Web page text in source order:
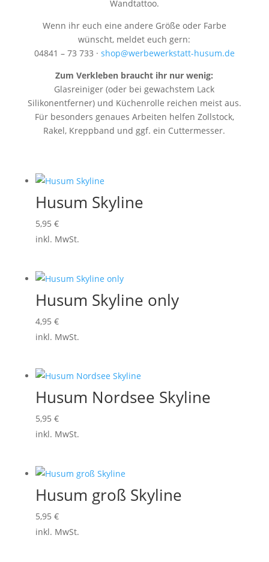
Wandtattoo.
Wenn ihr euch eine andere Größe oder Farbe
wünscht, meldet euch gern:
04841 – 73 733 · shop@werbewerkstatt-husum.de
Zum Verkleben braucht ihr nur wenig:
Glasreiniger (oder bei gewachstem Lack
Silikonentferner) und Küchenrolle reichen meist aus.
Für besonders genaues Arbeiten helfen Zollstock,
Rakel, Kreppband und ggf. ein Cuttermesser.
Husum Skyline
5,95 €
inkl. MwSt.
Husum Skyline only
4,95 €
inkl. MwSt.
Husum Nordsee Skyline
5,95 €
inkl. MwSt.
Husum groß Skyline
5,95 €
inkl. MwSt.